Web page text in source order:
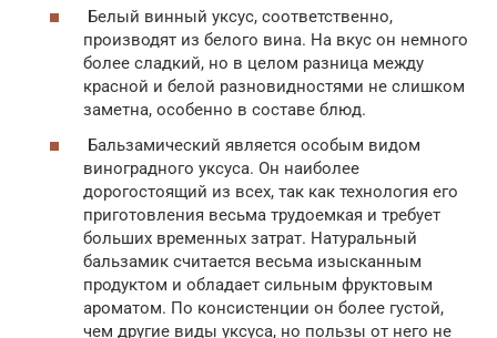
Белый винный уксус, соответственно,
производят из белого вина. На вкус он немного
более сладкий, но в целом разница между
красной и белой разновидностями не слишком
заметна, особенно в составе блюд.
Бальзамический является особым видом
виноградного уксуса. Он наиболее
дорогостоящий из всех, так как технология его
приготовления весьма трудоемкая и требует
больших временных затрат. Натуральный
бальзамик считается весьма изысканным
продуктом и обладает сильным фруктовым
ароматом. По консистенции он более густой,
чем другие виды уксуса, но пользы от него не